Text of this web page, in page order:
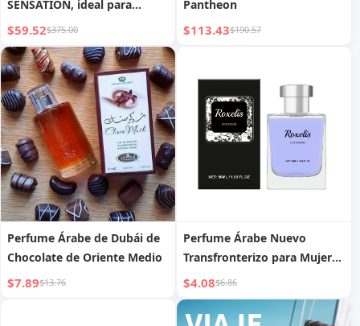
SENSATION, ideal para
mujeres empoderadas
$59.52$375.00
Pantheon
$113.43$190.57
Perfume Árabe de Dubái de
Chocolate de Oriente Medio
$7.89$13.76
Perfume Árabe Nuevo
Transfronterizo para Mujer
Perfume Concentrado de
Alta Calidad Larga Duración
Aceite Esencial Comercio
$4.08$6.86